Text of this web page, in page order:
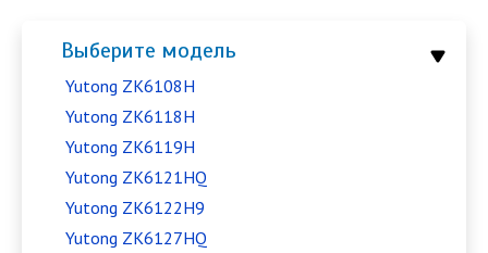
Выберите модель
Yutong ZK6108H
Yutong ZK6118H
Yutong ZK6119H
Yutong ZK6121HQ
Yutong ZK6122H9
Yutong ZK6127HQ